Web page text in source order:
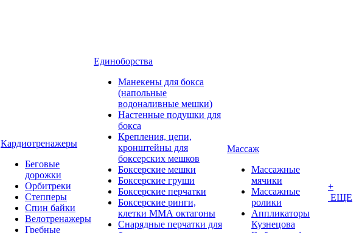
Кардиотренажеры
Беговые
дорожки
Орбитреки
Степперы
Спин байки
Велотренажеры
Гребные
Единоборства
Манекены для бокса
(напольные
водоналивные мешки)
Настенные подушки для
бокса
Крепления, цепи,
кронштейны для
боксерских мешков
Боксерские мешки
Боксерские груши
Боксерские перчатки
Боксерские ринги,
клетки ММА октагоны
Снарядные перчатки для
Массаж
Массажные
мячики
Массажные
ролики
Аппликаторы
Кузнецова
+
ЕЩЕ